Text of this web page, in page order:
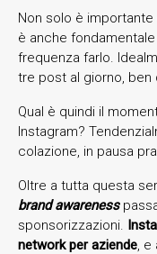
Non solo è
è anche
frequenza farlo.
tre post al giorno, ben
Qual è quindi il
Instagram?
colazione, in pausa
Oltre a tutta questa
brand awareness
sponsorizzazioni.
network per aziende, e